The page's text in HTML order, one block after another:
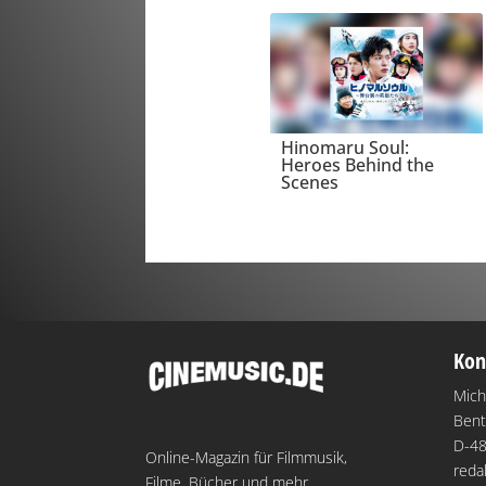
Hinomaru Soul:
Heroes Behind the
Scenes
Online-Magazin für Filmmusik,
Filme, Bücher und mehr
D-